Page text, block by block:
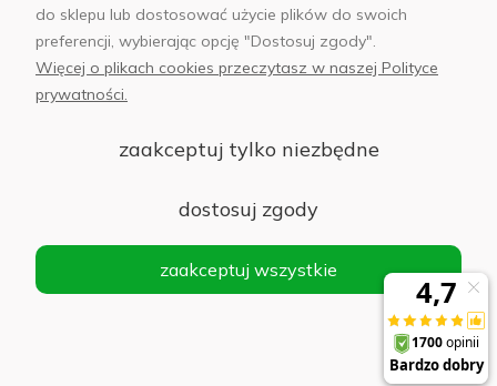
+48 797 971 275
© 2025 Wszelkie prawa zastrzeżone. Serwis własnością:
Sp. z o.o.
Siedziba: 02-486 WARSZAWA, Al. Jerozolimskie 176, NIP
1132646403 KRS nr 0000271999
realizacja imodules
do sklepu lub dostosować użycie plików do swoich
preferencji, wybierając opcję "Dostosuj zgody".
Więcej o plikach cookies przeczytasz w naszej Polityce
prywatności.
zaakceptuj tylko niezbędne
dostosuj zgody
zaakceptuj wszystkie